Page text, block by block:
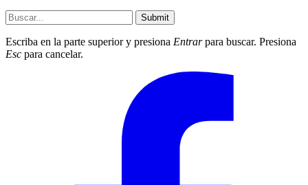
Submit
Escriba en la parte superior y presiona Entrarpara buscar. Presiona
Esc para cancelar.